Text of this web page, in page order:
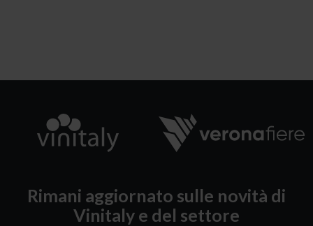
Rimani aggiornato sulle novità di
Vinitaly e del settore